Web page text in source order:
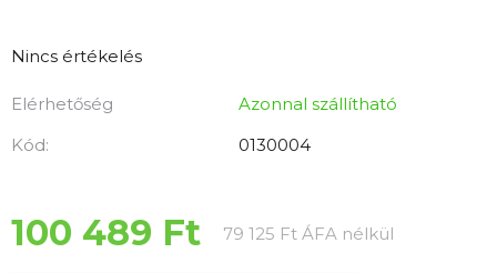
A
átlagos
értékelése
0,0
csillag.
Nincs értékelés
Elérhetőség
Azonnal szállítható
Kód:
0130004
100 489 Ft 79 125 Ft ÁFA nélkül